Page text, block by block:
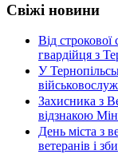
Свіжі новини
Від
гвардійця з
У
Захисника з
відзнакою
День міста з
ветеранів і